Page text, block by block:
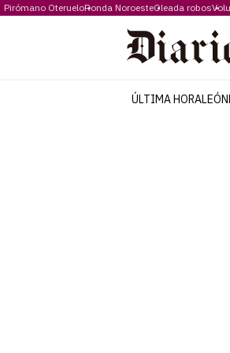
Pirómano OterueloRonda NoroesteOleada robos
ÚLTIMA HORALEÓN